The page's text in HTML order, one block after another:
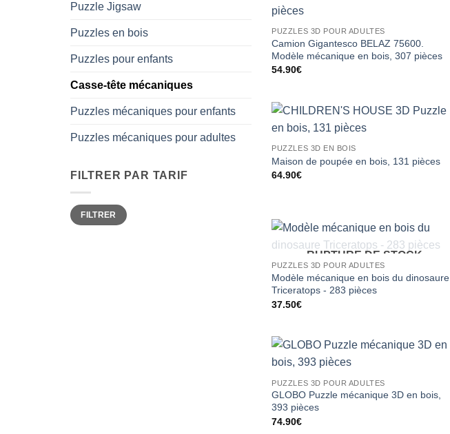
Puzzle Jigsaw
Puzzles en bois
Puzzles pour enfants
Casse-tête mécaniques
Puzzles mécaniques pour enfants
Puzzles mécaniques pour adultes
FILTRER PAR TARIF
Prix
min
Prix
maxFILTRER
PUZZLES 3D POUR ADULTES
Camion Gigantesco BELAZ 75600.
Modèle mécanique en bois, 307 pièces
54.90€
PUZZLES 3D EN BOIS
Maison de poupée en bois, 131 pièces
64.90€
RUPTURE DE STOCK
PUZZLES 3D POUR ADULTES
Modèle mécanique en bois du dinosaure
Triceratops - 283 pièces
37.50€
PUZZLES 3D POUR ADULTES
GLOBO Puzzle mécanique 3D en bois,
393 pièces
74.90€